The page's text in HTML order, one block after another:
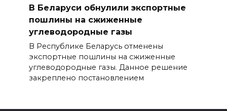
В Беларуси обнулили экспортные
пошлины на сжиженные
углеводородные газы
В Республике Беларусь отменены
экспортные пошлины на сжиженные
углеводородные газы. Данное решение
закреплено постановлением